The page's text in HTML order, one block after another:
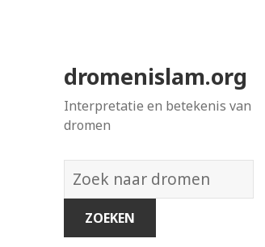
dromenislam.org
Interpretatie en betekenis van
dromen
Woordenboek
van
dromen: